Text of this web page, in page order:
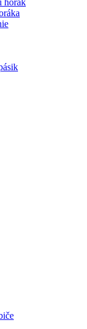
horák